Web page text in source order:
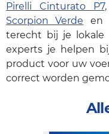
Pirelli Cinturato P7,
Scorpion Verde en
terecht bij je lokale
experts je helpen
product voor uw
correct worden